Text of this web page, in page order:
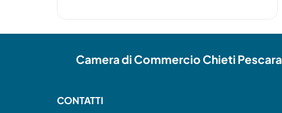
Camera di Commercio Chieti Pescara
CONTATTI